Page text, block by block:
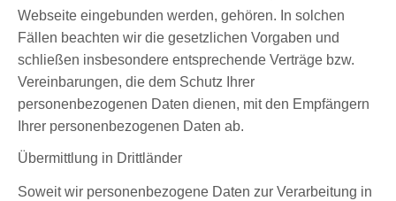
Webseite eingebunden werden, gehören. In solchen
Fällen beachten wir die gesetzlichen Vorgaben und
schließen insbesondere entsprechende Verträge bzw.
Vereinbarungen, die dem Schutz Ihrer
personenbezogenen Daten dienen, mit den Empfängern
Ihrer personenbezogenen Daten ab.
Übermittlung in Drittländer
Soweit wir personenbezogene Daten zur Verarbeitung in